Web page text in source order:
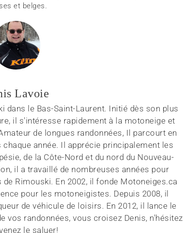
et belges.
Lavoie
dans le Bas-Saint-Laurent. Initié dès son plus
il s'intéresse rapidement à la motoneige et
de longues randonnées, Il parcourt en
année. Il apprécie principalement les
de la Côte-Nord et du nord du Nouveau-
il a travaillé de nombreuses années pour
Rimouski. En 2002, il fonde Motoneiges.ca
pour les motoneigistes. Depuis 2008, il
de véhicule de loisirs. En 2012, il lance le
vos randonnées, vous croisez Denis, n'hésitez
le saluer!